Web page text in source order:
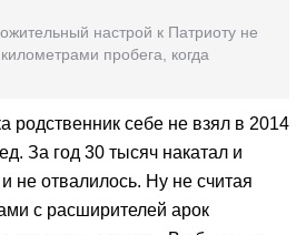
настрой к Патриоту не
пробега, когда
родственник себе не взял в 2014
За год 30 тысяч накатал и
не отвалилось. Ну не считая
с расширителей арок